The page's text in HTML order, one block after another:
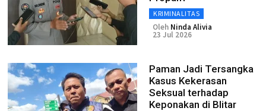
KRIMINALITAS
Oleh Ninda Alivia
23 Jul 2026
Paman Jadi Tersangka
Kasus Kekerasan
Seksual terhadap
Keponakan di Blitar